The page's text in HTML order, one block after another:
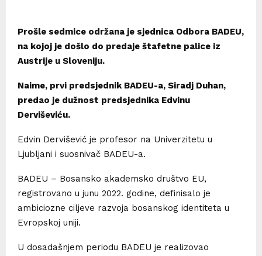
Prošle sedmice održana je sjednica Odbora BADEU,
na kojoj je došlo do predaje štafetne palice iz
Austrije u Sloveniju.
Naime, prvi predsjednik BADEU-a, Siradj Duhan,
predao je dužnost predsjednika Edvinu
Derviševiću.
Edvin Dervišević je profesor na Univerzitetu u
Ljubljani i suosnivač BADEU-a.
BADEU – Bosansko akademsko društvo EU,
registrovano u junu 2022. godine, definisalo je
ambiciozne ciljeve razvoja bosanskog identiteta u
Evropskoj uniji.
U dosadašnjem periodu BADEU je realizovao